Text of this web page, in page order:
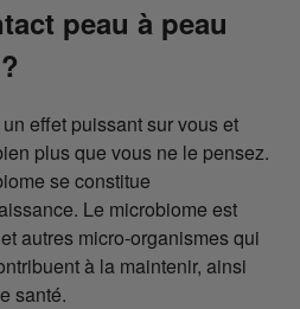
peau à peau
effet puissant sur vous et
plus que vous ne le pensez.
se constitue
Le microbiome est
autres micro-organismes qui
à la maintenir, ainsi
santé.